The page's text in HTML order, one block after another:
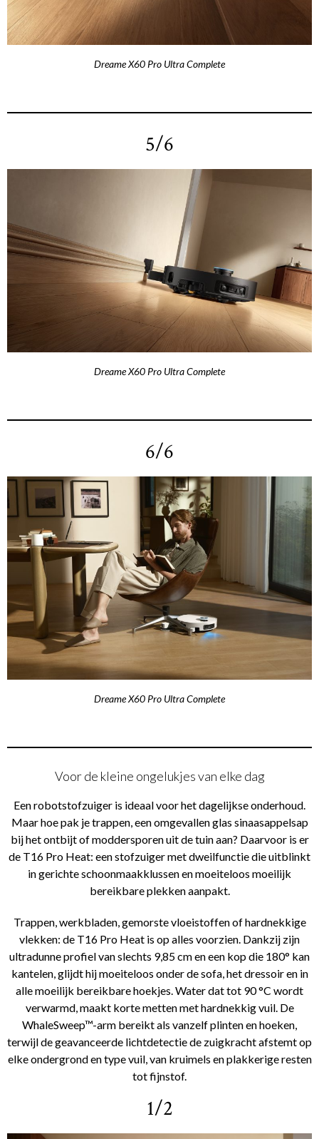
Dreame X60 Pro Ultra Complete
5/6
Dreame X60 Pro Ultra Complete
6/6
Dreame X60 Pro Ultra Complete
Voor de kleine ongelukjes van elke dag
Een robotstofzuiger is ideaal voor het dagelijkse onderhoud.
Maar hoe pak je trappen, een omgevallen glas sinaasappelsap
bij het ontbijt of moddersporen uit de tuin aan? Daarvoor is er
de T16 Pro Heat: een stofzuiger met dweilfunctie die uitblinkt
in gerichte schoonmaakklussen en moeiteloos moeilijk
bereikbare plekken aanpakt.
Trappen, werkbladen, gemorste vloeistoffen of hardnekkige
vlekken: de T16 Pro Heat is op alles voorzien. Dankzij zijn
ultradunne profiel van slechts 9,85 cm en een kop die 180° kan
kantelen, glijdt hij moeiteloos onder de sofa, het dressoir en in
alle moeilijk bereikbare hoekjes. Water dat tot 90 °C wordt
verwarmd, maakt korte metten met hardnekkig vuil. De
WhaleSweep™-arm bereikt als vanzelf plinten en hoeken,
terwijl de geavanceerde lichtdetectie de zuigkracht afstemt op
elke ondergrond en type vuil, van kruimels en plakkerige resten
tot fijnstof.
1/2